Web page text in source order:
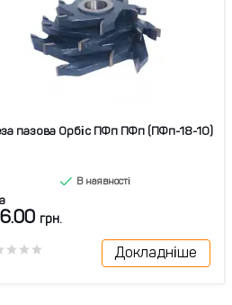
пазова Орбіс ПФп ПФп (ПФп-18-10)
В наявності
грн.
Докладніше